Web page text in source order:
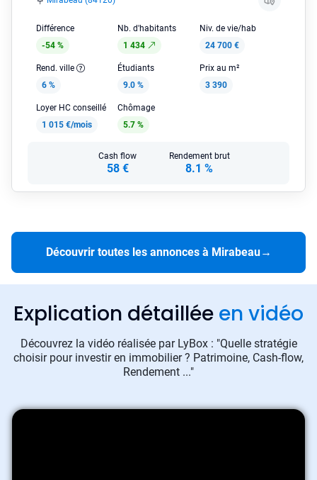
Différence
-54 %
Nb. d'habitants
1 434
Niv. de vie/hab
24 700 €
Rend. ville
6 %
Étudiants
9.0 %
Prix au m²
3 390
Loyer HC conseillé
1 015 €/mois
Chômage
5.7 %
Cash flow
58 €
Rendement brut
8.1 %
Découvrir toutes les annonces à Mirabeau→
Explication détaillée en vidéo
Découvrez la vidéo réalisée par LyBox : "Quelle stratégie
choisir pour investir en immobilier ? Patrimoine, Cash-flow,
Rendement ..."